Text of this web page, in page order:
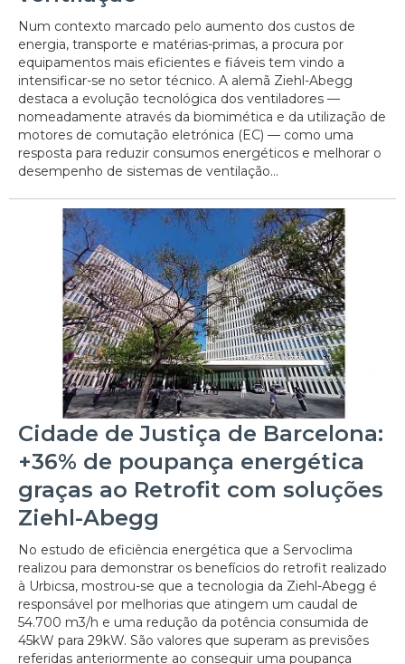
Num contexto marcado pelo aumento dos custos de
energia, transporte e matérias-primas, a procura por
equipamentos mais eficientes e fiáveis tem vindo a
intensificar-se no setor técnico. A alemã Ziehl-Abegg
destaca a evolução tecnológica dos ventiladores —
nomeadamente através da biomimética e da utilização de
motores de comutação eletrónica (EC) — como uma
resposta para reduzir consumos energéticos e melhorar o
desempenho de sistemas de ventilação...
Cidade de Justiça de Barcelona:
+36% de poupança energética
graças ao Retrofit com soluções
Ziehl-Abegg
No estudo de eficiência energética que a Servoclima
realizou para demonstrar os benefícios do retrofit realizado
à Urbicsa, mostrou-se que a tecnologia da Ziehl-Abegg é
responsável por melhorias que atingem um caudal de
54.700 m3/h e uma redução da potência consumida de
45kW para 29kW. São valores que superam as previsões
referidas anteriormente ao conseguir uma poupança